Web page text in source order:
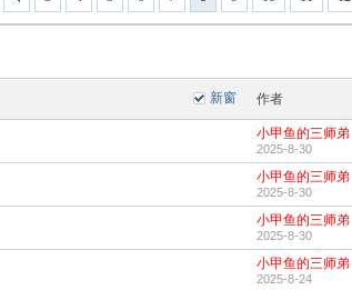
新窗 作者
小甲鱼的三师弟
2025-8-30
小甲鱼的三师弟
2025-8-30
小甲鱼的三师弟
2025-8-30
小甲鱼的三师弟
2025-8-24